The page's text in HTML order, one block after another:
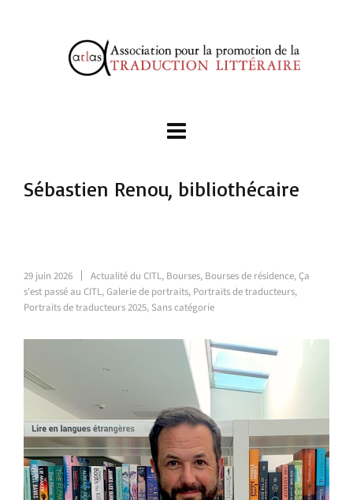
Sébastien Renou, bibliothécaire
29 juin 2026 Actualité du CITL, Bourses, Bourses de résidence,Ça
s'est passé au CITL,Galerie de portraits, Portraits de traducteurs,
Portraits de traducteurs 2025, Sans catégorie